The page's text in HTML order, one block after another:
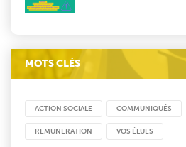
MOTS CLÉS
ACTION SOCIALE COMMUNIQUÉS
REMUNERATION VOS ÉLUES